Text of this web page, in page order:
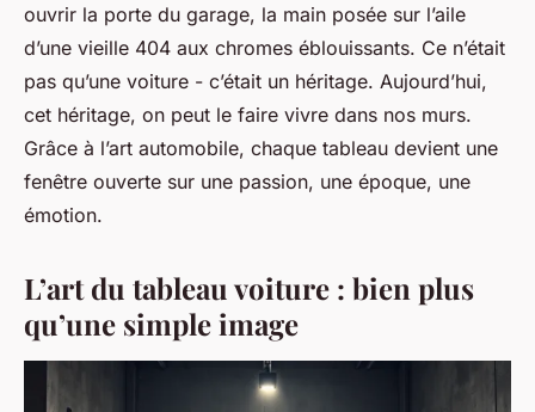
ouvrir la porte du garage, la main posée sur l’aile
d’une vieille 404 aux chromes éblouissants. Ce n’était
pas qu’une voiture - c’était un héritage. Aujourd’hui,
cet héritage, on peut le faire vivre dans nos murs.
Grâce à l’art automobile, chaque tableau devient une
fenêtre ouverte sur une passion, une époque, une
émotion.
L’art du tableau voiture : bien plus
qu’une simple image